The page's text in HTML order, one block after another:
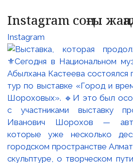
Instagram соңғы
Instagram